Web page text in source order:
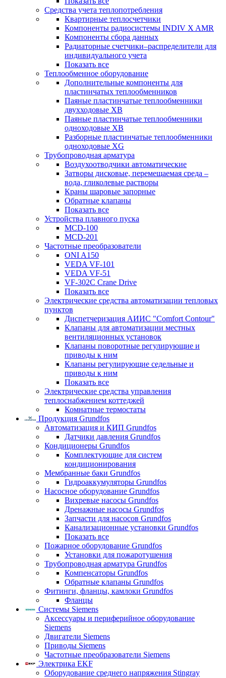
Средства учета теплопотребления
Квартирные теплосчетчики
Компоненты радиосистемы INDIV X AMR
Компоненты сбора данных
Радиаторные счетчики–распределители для
индивидуального учета
Показать все
Теплообменное оборудование
Дополнительные компоненты для
пластинчатых теплообменников
Паяные пластинчатые теплообменники
двухходовые XB
Паяные пластинчатые теплообменники
одноходовые ХВ
Разборные пластинчатые теплообменники
одноходовые ХG
Трубопроводная арматура
Воздухоотводчики автоматические
Затворы дисковые, перемещаемая среда –
вода, гликолевые растворы
Краны шаровые запорные
Обратные клапаны
Показать все
Устройства плавного пуска
MCD-100
MCD-201
Частотные преобразователи
ONI A150
VEDA VF-101
VEDA VF-51
VF-302C Crane Drive
Показать все
Электрические средства автоматизации тепловых
пунктов
Диспетчеризация АИИС "Comfort Contour"
Клапаны для автоматизации местных
вентиляционных установок
Клапаны поворотные регулирующие и
приводы к ним
Клапаны регулирующие седельные и
приводы к ним
Показать все
Электрические средства управления
теплоснабжением коттеджей
Комнатные термостаты
Продукция Grundfos
Автоматизация и КИП Grundfos
Датчики давления Grundfos
Кондиционеры Grundfos
Комплектующие для систем
кондиционирования
Мембранные баки Grundfos
Гидроаккумуляторы Grundfos
Насосное оборудование Grundfos
Вихревые насосы Grundfos
Дренажные насосы Grundfos
Запчасти для насосов Grundfos
Канализационные установки Grundfos
Показать все
Пожарное оборудование Grundfos
Установки для пожаротушения
Трубопроводная арматура Grundfos
Компенсаторы Grundfos
Обратные клапаны Grundfos
Фитинги, фланцы, камлоки Grundfos
Фланцы
Системы Siemens
Аксессуары и периферийное оборудование
Siemens
Двигатели Siemens
Приводы Siemens
Частотные преобразователи Siemens
Электрика EKF
Оборудование среднего напряжения Stingray